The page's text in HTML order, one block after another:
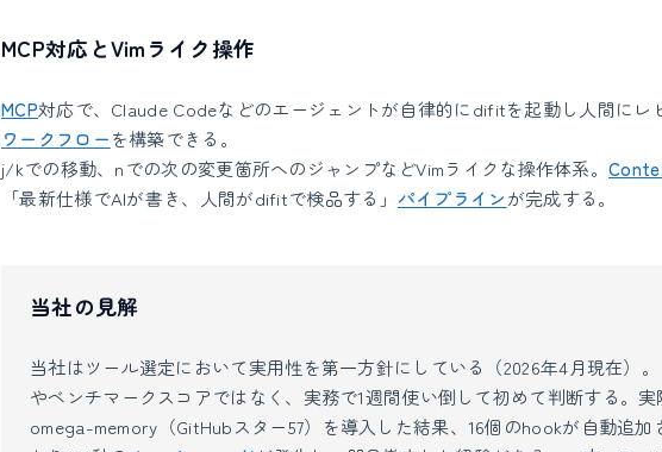
MCP対応とVimライク操作
MCP対応で、Claude Codeなどのエージェントが自律的にdifitを起動し人間にレ
ワークフローを構築できる。
j/kでの移動、nでの次の変更箇所へのジャンプなどVimライクな操作体系。
「最新仕様でAIが書き、人間がdifitで検品する」 パイプラインが完成する。
当社の見解
当社はツール選定において実用性を第一方針にしている（2026年4月現在）
やベンチマークスコアではなく、実務で1週間使い倒して初めて判断する。実
omega-memory（GitHubスター57）を導入した結果、16個のhookが自動追加